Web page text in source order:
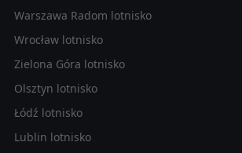
Warszawa Radom lotnisko
Wrocław lotnisko
Zielona Góra lotnisko
Olsztyn lotnisko
Łódź lotnisko
Lublin lotnisko